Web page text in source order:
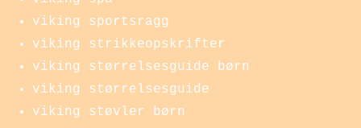
viking sportsragg
viking strikkeopskrifter
viking størrelsesguide børn
viking størrelsesguide
viking støvler børn